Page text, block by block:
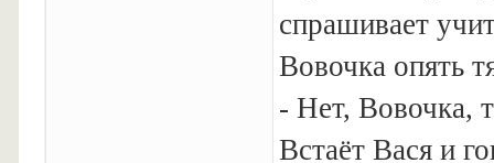
спpашивает
Вовочка опять
- Hет, Вовочка,
Встаёт Вася и